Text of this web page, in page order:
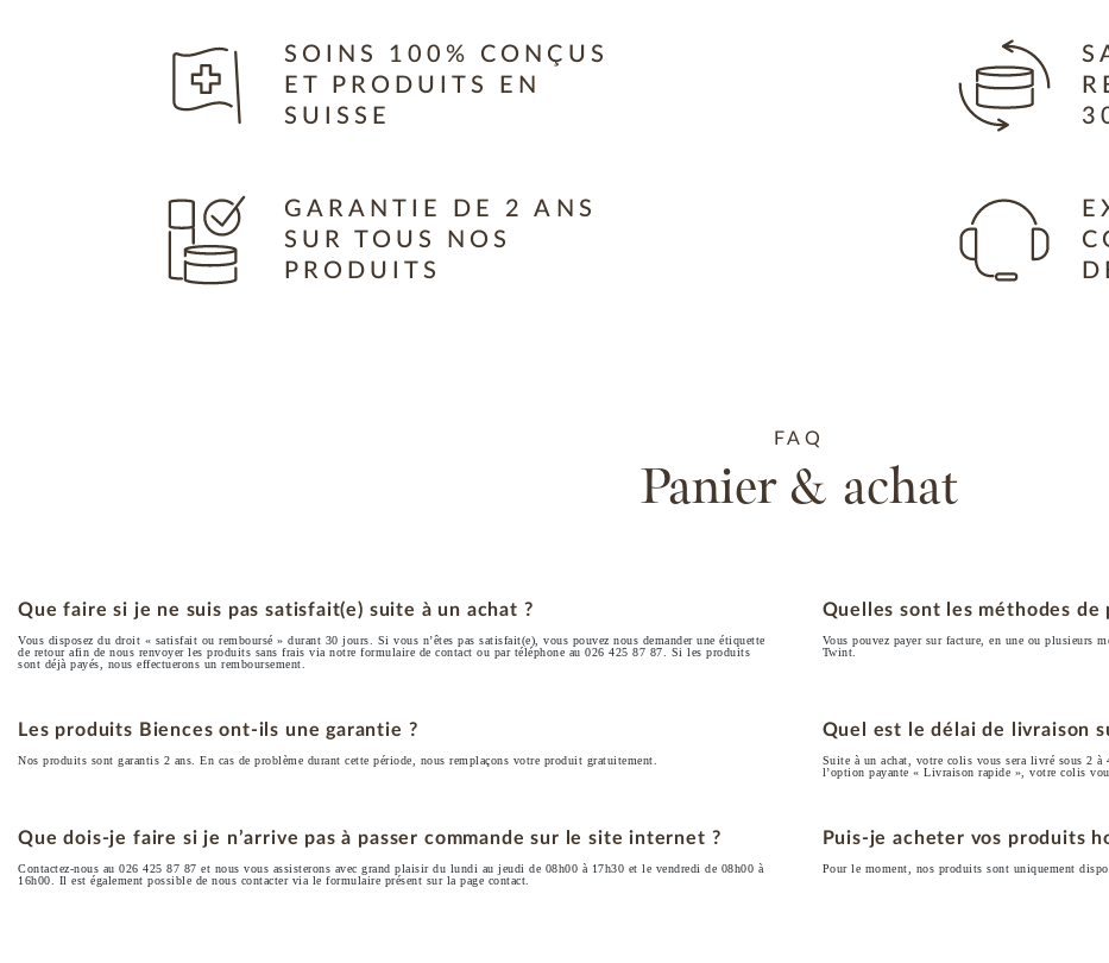
SOINS 100% CONÇUS
ET PRODUITS EN
SUISSE
GARANTIE DE 2 ANS
SUR TOUS NOS
PRODUITS
FAQ
Panier & achat
Que faire si je ne suis pas satisfait(e) suite à un achat ?
Vous disposez du droit « satisfait ou remboursé » durant 30 jours. Si vous n’êtes pas satisfait(e), vous pouvez nous demander une étiquette
de retour afin de nous renvoyer les produits sans frais via notre formulaire de contact ou par téléphone au 026 425 87 87. Si les produits
sont déjà payés, nous effectuerons un remboursement.
Quelles sont les méthodes de
Vous pouvez payer sur facture, en une ou plusieurs
Twint.
Les produits Biences ont-ils une garantie ?
Nos produits sont garantis 2 ans. En cas de problème durant cette période, nous remplaçons votre produit gratuitement.
Quel est le délai de livraison
Suite à un achat, votre colis vous sera livré sous 2
l’option payante « Livraison rapide », votre colis
Que dois-je faire si je n’arrive pas à passer commande sur le site internet ?
Contactez-nous au 026 425 87 87 et nous vous assisterons avec grand plaisir du lundi au jeudi de 08h00 à 17h30 et le vendredi de 08h00 à
16h00. Il est également possible de nous contacter via le formulaire présent sur la page contact.
Puis-je acheter vos produits
Pour le moment, nos produits sont uniquement